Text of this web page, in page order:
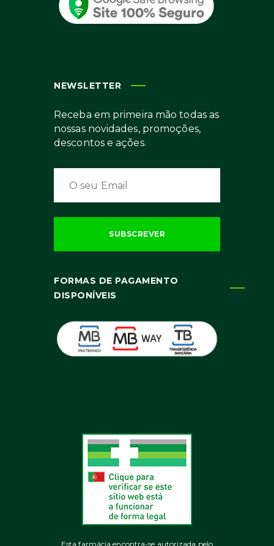
NEWSLETTER
Receba em primeira mão todas as
nossas novidades, promoções,
descontos e ações.
FORMAS DE PAGAMENTO
DISPONÍVEIS
Esta farmácia encontra-se autorizada pelo